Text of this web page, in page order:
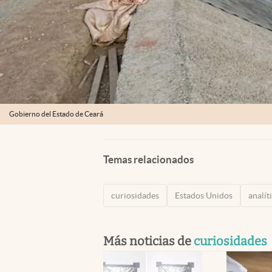
Gobierno del Estado de Ceará
Temas relacionados
curiosidades Estados Unidos
Más noticias de curiosidades